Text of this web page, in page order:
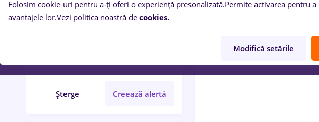
Filtre
Șterge Creează alertă
0locuri de munca
Folosim cookie-uri pentru a-ți oferi o experiență presonalizată.Permite activarea pentru a
avantajele lor.Vezi politica noastră de cookies.
Modifică setările